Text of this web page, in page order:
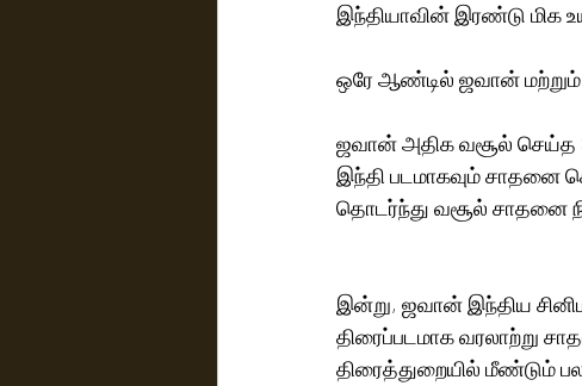
இந்தியாவின் இரண்டு மிக
ஒரே ஆண்டில் ஜவான் மற்றும்
ஜவான் அதிக வசூல் செய்த
இந்தி படமாகவும் சாதனை
தொடர்ந்து வசூல் சாதனை
இன்று, ஜவான் இந்திய
திரைப்படமாக வரலாற்று
திரைத்துறையில் மீண்டும்